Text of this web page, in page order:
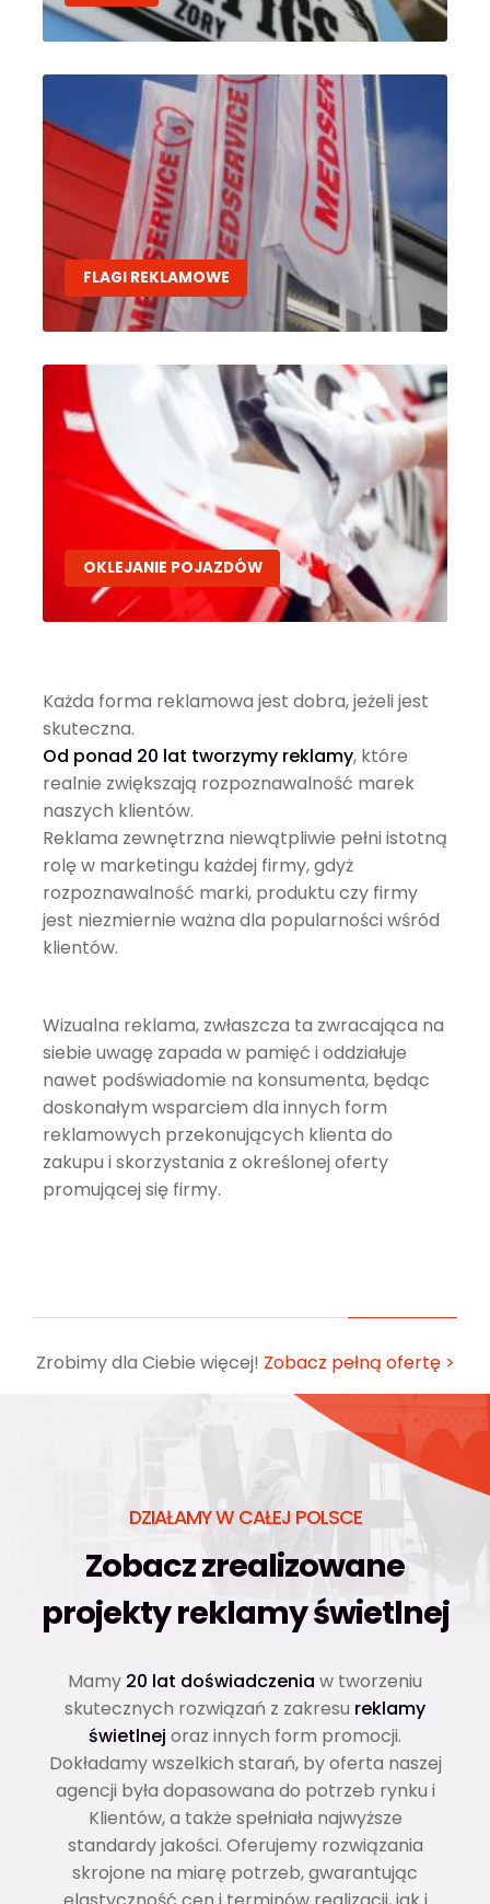
FLAGI REKLAMOWE
OKLEJANIE POJAZDÓW
Każda forma reklamowa jest dobra, jeżeli jest
skuteczna.
Od ponad 20 lat tworzymy reklamy, które
realnie zwiększają rozpoznawalność marek
naszych klientów.
Reklama zewnętrzna niewątpliwie pełni istotną
rolę w marketingu każdej firmy, gdyż
rozpoznawalność marki, produktu czy firmy
jest niezmiernie ważna dla popularności wśród
klientów.
Wizualna reklama, zwłaszcza ta zwracająca na
siebie uwagę zapada w pamięć i oddziałuje
nawet podświadomie na konsumenta, będąc
doskonałym wsparciem dla innych form
reklamowych przekonujących klienta do
zakupu i skorzystania z określonej oferty
promującej się firmy.
Zrobimy dla Ciebie więcej! Zobacz pełną ofertę >
DZIAŁAMY W CAŁEJ POLSCE
Zobacz zrealizowane
projektyreklamy świetlnej
Mamy 20 lat doświadczenia w tworzeniu
skutecznych rozwiązań z zakresu reklamy
świetlnej oraz innych form promocji.
Dokładamy wszelkich starań, by oferta naszej
agencji była dopasowana do potrzeb rynku i
Klientów, a także spełniała najwyższe
standardy jakości. Oferujemy rozwiązania
skrojone na miarę potrzeb, gwarantując